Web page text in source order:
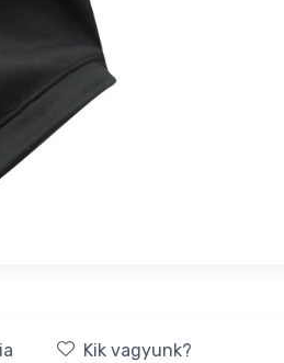
Kik vagyunk?